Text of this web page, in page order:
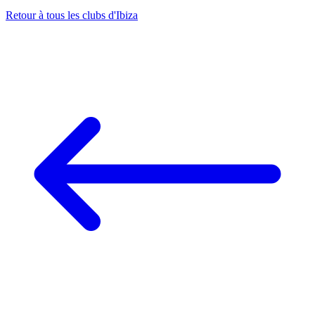
Retour à tous les clubs d'Ibiza